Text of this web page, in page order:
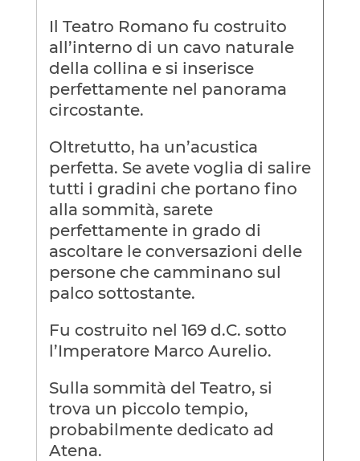
Il Teatro Romano fu costruito
all’interno di un cavo naturale
della collina e si inserisce
perfettamente nel panorama
circostante.
Oltretutto, ha un’acustica
perfetta. Se avete voglia di salire
tutti i gradini che portano fino
alla sommità, sarete
perfettamente in grado di
ascoltare le conversazioni delle
persone che camminano sul
palco sottostante.
Fu costruito nel 169 d.C. sotto
l’Imperatore Marco Aurelio.
Sulla sommità del Teatro, si
trova un piccolo tempio,
probabilmente dedicato ad
Atena.